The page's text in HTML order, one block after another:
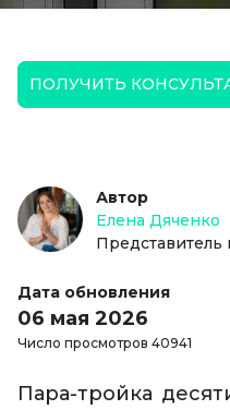
ПОЛУЧИТЬ
Автор
Елена Дяченко
Дата обновления
06 мая 2026
Число просмотров 40941
Пара-тройка